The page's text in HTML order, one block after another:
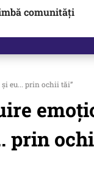
comunități
eu... prin ochii tăi”
prin